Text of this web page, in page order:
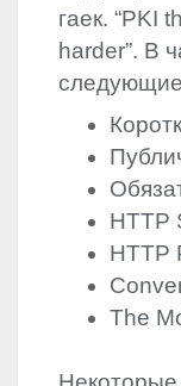
гаек. “PKI
harder”. В
HTTP
HTTP
The